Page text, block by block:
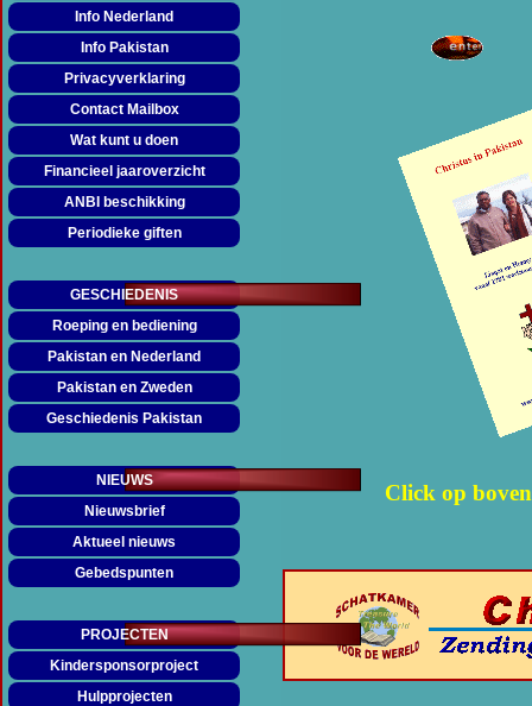
Info Nederland
Info Pakistan
Privacyverklaring
Contact Mailbox
Wat kunt u doen
Financieel jaaroverzicht
ANBI beschikking
Periodieke giften
GESCHIEDENIS
Roeping en bediening
Pakistan en Nederland
Pakistan en Zweden
Geschiedenis Pakistan
NIEUWS
Nieuwsbrief
Aktueel nieuws
Gebedspunten
PROJECTEN
Kindersponsorproject
Hulpprojecten
Click op